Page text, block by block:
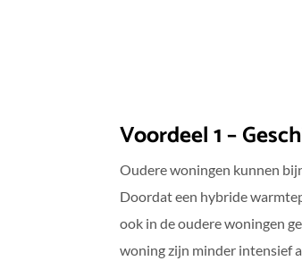
Voordeel 1 –
Oudere woningen kunnen
Doordat een hybride
ook in de oudere woningen
woning zijn minder intensief